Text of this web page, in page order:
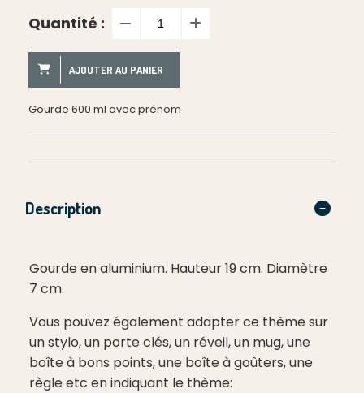
Quantité :
AJOUTER AU PANIER
Gourde 600 ml avec prénom
Description
Gourde en aluminium. Hauteur 19 cm. Diamètre
7 cm.
Vous pouvez également adapter ce thème sur
un stylo, un porte clés, un réveil, un mug, une
boîte à bons points, une boîte à goûters, une
règle etc en indiquant le thème: